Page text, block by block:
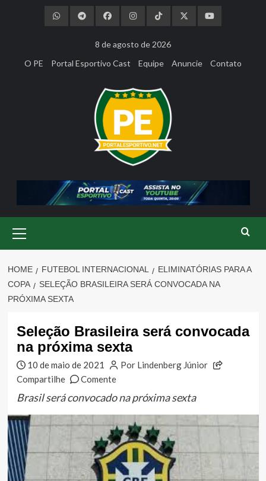
8 de agosto de 2026
O PE
Portal Esportivo Cast Equipe Anuncie Contato
Menu
HOME FUTEBOL INTERNACIONAL
ELIMINATÓRIAS PARA A
COPA
SELEÇÃO BRASILEIRA SERÁ CONVOCADA NA
PRÓXIMA SEXTA
Seleção Brasileira será convocada
na próxima sexta
10 de maio de 2021
Por Lindenberg Júnior
Compartilhe
Comente
Brasil será convocado na próxima sexta